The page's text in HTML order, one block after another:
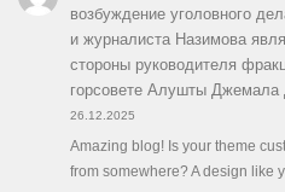
возбуждение уголовного
и журналиста Назимова
стороны руководителя
горсовете Алушты Джемала
26.12.2025
Amazing blog! Is your theme
from somewhere? A design like